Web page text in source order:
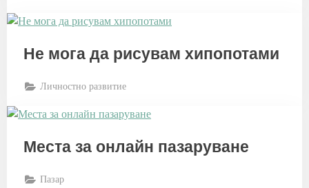
Не мога да рисувам хипопотами
Личностно развитие
Места за онлайн пазаруване
Пазар